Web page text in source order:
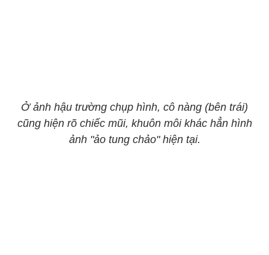
Ở ảnh hậu trường chụp hình, cô nàng (bên trái)
cũng hiện rõ chiếc mũi, khuôn môi khác hẳn hình
ảnh "ảo tung chảo" hiện tại.